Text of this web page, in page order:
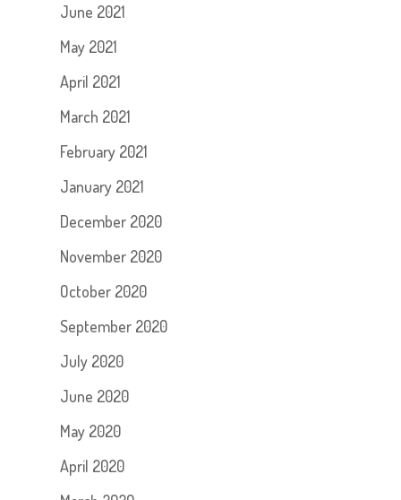
June 2021
May 2021
April 2021
March 2021
February 2021
January 2021
December 2020
November 2020
October 2020
September 2020
July 2020
June 2020
May 2020
April 2020